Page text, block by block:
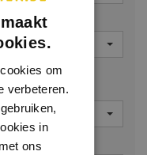
om
verbeteren.
in
ons